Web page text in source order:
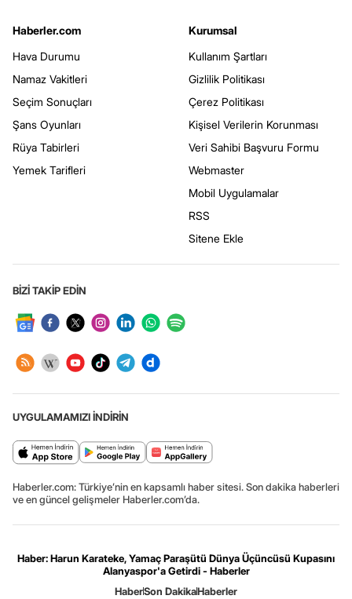
Haberler.com
Hava Durumu
Namaz Vakitleri
Seçim Sonuçları
Şans Oyunları
Rüya Tabirleri
Yemek Tarifleri
Kurumsal
Kullanım Şartları
Gizlilik Politikası
Çerez Politikası
Kişisel Verilerin Korunması
Veri Sahibi Başvuru Formu
Webmaster
Mobil Uygulamalar
RSS
Sitene Ekle
BİZİ TAKİP EDİN
UYGULAMAMIZI İNDİRİN
Haberler.com: Türkiye’nin en kapsamlı haber sitesi. Son dakika haberleri
ve en güncel gelişmeler Haberler.com’da.
Haber: Harun Karateke, Yamaç Paraşütü Dünya Üçüncüsü Kupasını
Alanyaspor'a Getirdi - Haberler
HaberSon DakikaHaberler